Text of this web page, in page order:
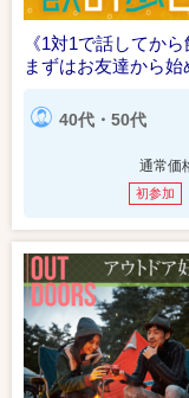
《1対1で話してから
まずはお友達から
40代・50代
通常価
初参加